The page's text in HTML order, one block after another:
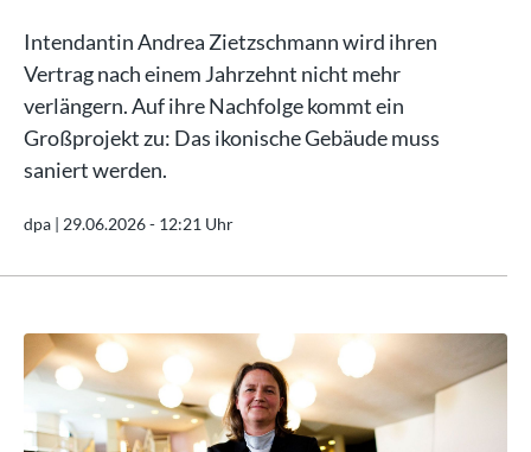
Intendantin Andrea Zietzschmann wird ihren
Vertrag nach einem Jahrzehnt nicht mehr
verlängern. Auf ihre Nachfolge kommt ein
Großprojekt zu: Das ikonische Gebäude muss
saniert werden.
dpa | 29.06.2026 - 12:21 Uhr
Previous